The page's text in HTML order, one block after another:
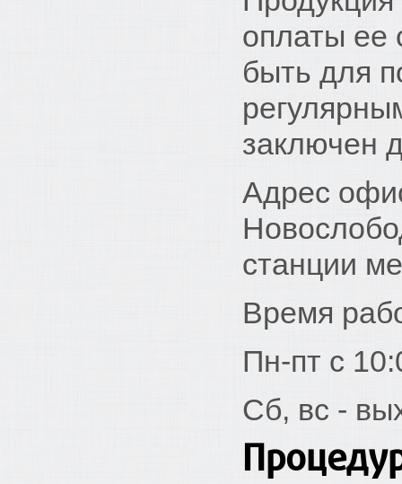
оплаты ее
быть для
заключен
Адрес
станции
Время
Пн-пт с
Cб, вс -